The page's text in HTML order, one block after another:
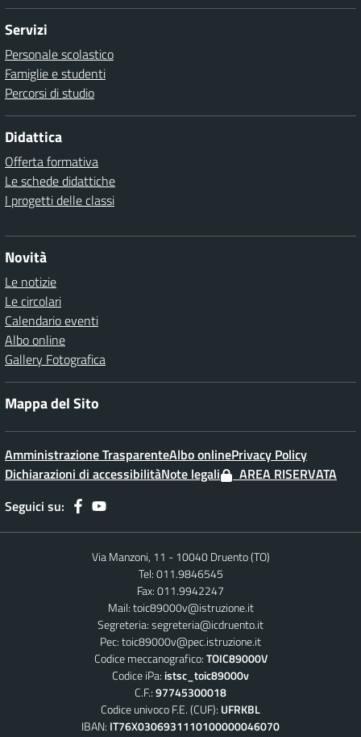
Servizi
Personale scolastico
Famiglie e studenti
Percorsi di studio
Didattica
Offerta formativa
Le schede didattiche
I progetti delle classi
Novità
Le notizie
Le circolari
Calendario eventi
Albo online
Gallery Fotografica
Mappa del Sito
Amministrazione TrasparenteAlbo onlinePrivacy Policy
Dichiarazioni di accessibilitàNote legali
AREA RISERVATA
Seguici su:
Via Manzoni, 11 - 10040 Druento (TO)
Tel: 011.9846545
Fax: 011.9942247
Mail:toic89000v@istruzione.it
Segreteria:segreteria@icdruento.it
Pec:toic89000v@pec.istruzione.it
Codice meccanografico:TOIC89000V
Codice iPa: istsc_toic89000v
C.F.:97745300018
Codice univoco F.E. (CUF): UFRKBL
IBAN: IT76X0306931110100000046070